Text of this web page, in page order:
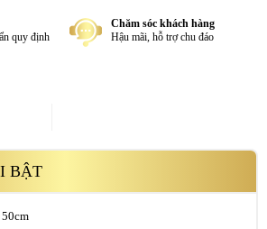
quy định
Chăm sóc khách hàng
Hậu mãi, hỗ trợ chu đáo
BẬT